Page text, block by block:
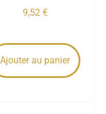
9,52 €
Ajouter au panier